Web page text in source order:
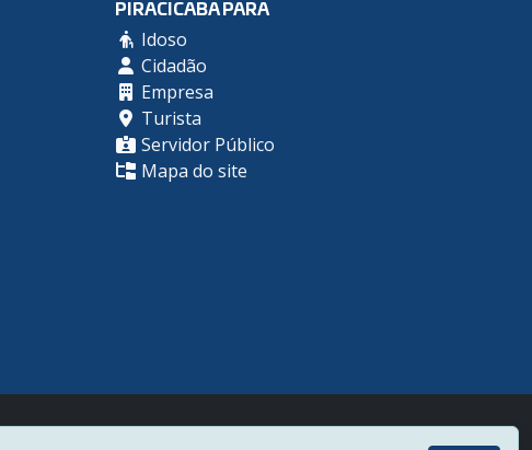
PIRACICABA PARA
Idoso
Cidadão
Empresa
Turista
Servidor Público
Mapa do site